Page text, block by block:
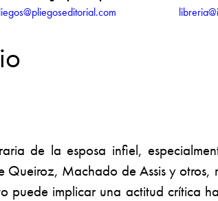
de la esposa infiel,
Machado de Assis y
puede implicar una actitud crítica